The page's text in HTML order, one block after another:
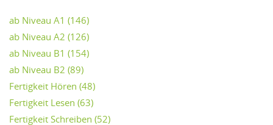
ab Niveau A1 (146)
ab Niveau A2 (126)
ab Niveau B1 (154)
ab Niveau B2 (89)
Fertigkeit Hören (48)
Fertigkeit Lesen (63)
Fertigkeit Schreiben (52)